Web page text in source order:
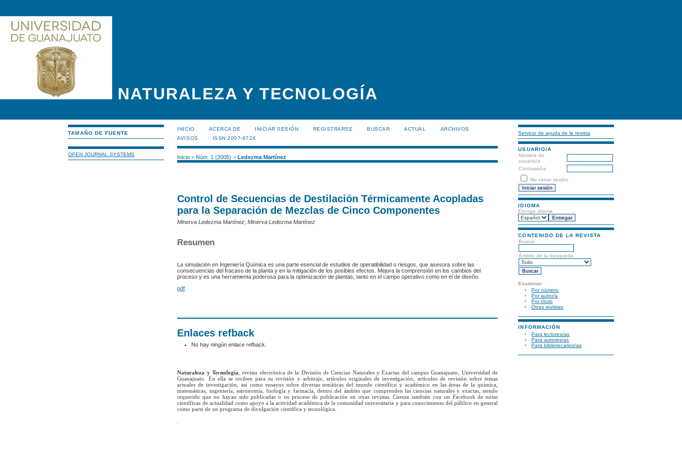
NATURALEZA Y TECNOLOGÍA
TAMAÑO DE FUENTE
OPEN JOURNAL SYSTEMS
Servicio de ayuda de la revista
USUARIO/A
Nombre de
usuario/a
Contraseña
No cerrar sesión
IDIOMA
Escoge idioma
CONTENIDO DE LA REVISTA
Buscar
Ámbito de la búsqueda
Examinar
Por número
Por autor/a
Por título
Otras revistas
INFORMACIÓN
Para lectores/as
Para autores/as
Para bibliotecarios/as
INICIO ACERCA DE INICIAR SESIÓN REGISTRARSE BUSCAR ACTUAL
ARCHIVOS
AVISOS
ISSN:2007-672X
Inicio >Núm. 1 (2005) >Ledezma Martínez
Control de Secuencias de Destilación Térmicamente Acopladas
para la Separación de Mezclas de Cinco Componentes
Minerva Ledezma Martínez, Minerva Ledezma Martínez
Resumen
La simulación en Ingeniería Química es una parte esencial de estudios de operatibilidad o riesgos, que asesora sobre las
consecuencias del fracaso de la planta y en la mitigación de los posibles efectos. Mejora la comprensión en los cambios del
proceso y es una herramienta poderosa para la optimización de plantas, tanto en el campo operativo como en el de diseño.
pdf
Enlaces refback
No hay ningún enlace refback.
Naturaleza y Tecnología , revista electrónica de la División de Ciencias Naturales y Exactas del campus Guanajuato, Universidad de
Guanajuato. En ella se reciben para su revisión y arbitraje, artículos originales de investigación, artículos de revisión sobre temas
actuales de investigación, así como ensayos sobre diversas temáticas del mundo científico y académico en las áreas de la química,
matemáticas, ingeniería, astronomía, biología y farmacia, dentro del ámbito que comprenden las ciencias naturales y exactas, siendo
requerido que no hayan sido publicadas o en proceso de publicación en otras revistas. Cuenta también con un Facebook de notas
científicas de actualidad como apoyo a la actividad académica de la comunidad universitaria y para conocimiento del público en general
como parte de un programa de divulgación científica y tecnológica.